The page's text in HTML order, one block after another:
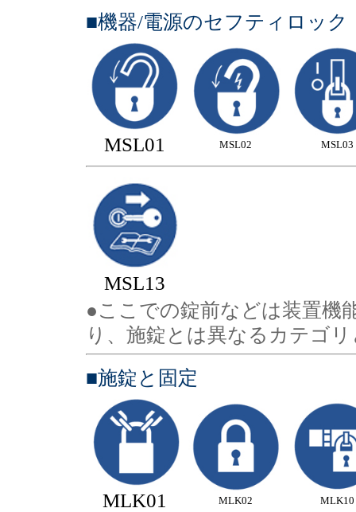
■機器/電源のセフティロッ
MSL01 MSL02 MSL03
MSL13
●ここでの錠前などは装置機
り、施錠とは異なるカテゴ
■施錠と固定
MLK01 MLK02 MLK10